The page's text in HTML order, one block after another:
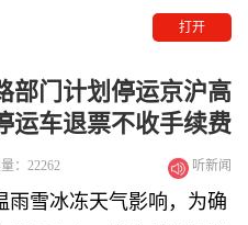
打开
部门计划停运京沪高
运车退票不收手续费
：22262 听新闻
雨雪冰冻天气影响，为确